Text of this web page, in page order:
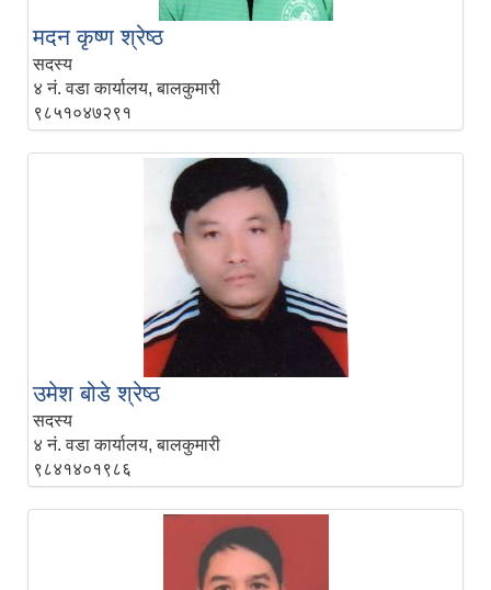
मदन कृष्‍ण श्रेष्‍ठ
सदस्य
४ नं. वडा कार्यालय, बालकुमारी
९८५१०४७२९१
उमेश बोडे श्रेष्‍ठ
सदस्य
४ नं. वडा कार्यालय, बालकुमारी
९८४१४०१९८६